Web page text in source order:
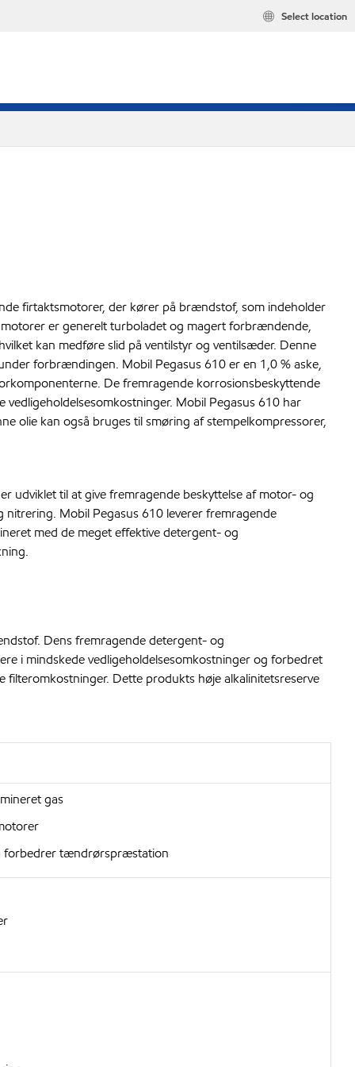
Select location
firtaktsmotorer, der kører på brændstof, som indeholder
er generelt turboladet og magert forbrændende,
kan medføre slid på ventilstyr og ventilsæder. Denne
forbrændingen. Mobil Pegasus 610 er en 1,0 % aske,
De fremragende korrosionsbeskyttende
Mobil Pegasus 610 har
olie kan også bruges til smøring af stempelkompressorer,
udviklet til at give fremragende beskyttelse af motor- og
Mobil Pegasus 610 leverer fremragende
med de meget effektive detergent- og
Dens fremragende detergent- og
i mindskede vedligeholdelsesomkostninger og forbedret
Dette produkts høje alkalinitetsreserve
gas
forbedrer tændrørspræstation